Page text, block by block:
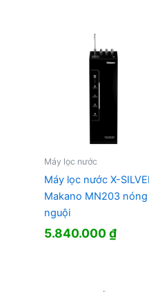
4.950.000 ₫.
Máy lọc nước
Máy lọc nước X-
Makano MN203 nóng
nguội
5.840.000₫